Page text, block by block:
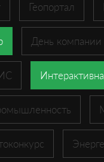
Геопортал
День компании